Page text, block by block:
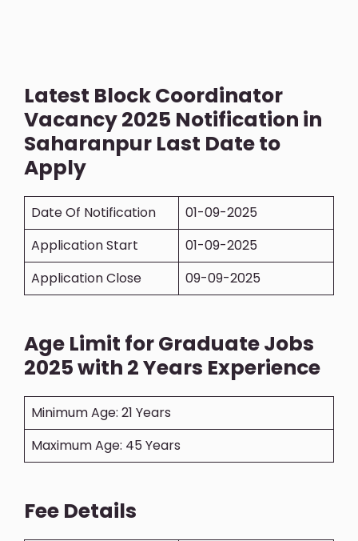
Latest Block Coordinator
Vacancy 2025 Notification in
Saharanpur Last Date to
Apply
Date Of Notification
01-09-2025
Application Start
01-09-2025
Application Close
09-09-2025
Age Limit for Graduate Jobs
2025 with 2 Years Experience
Minimum Age: 21 Years
Maximum Age: 45 Years
Fee Details